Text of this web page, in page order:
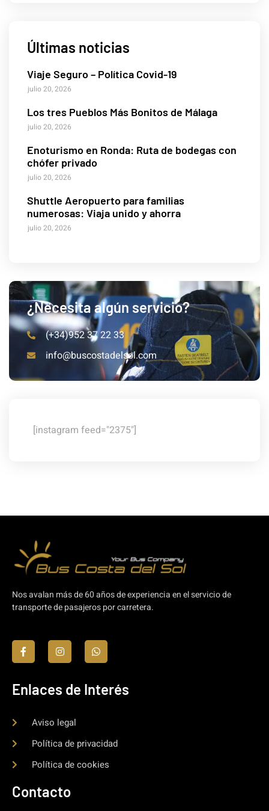
Últimas noticias
Viaje Seguro – Política Covid-19
julio 20, 2026
Los tres Pueblos Más Bonitos de Málaga
julio 20, 2026
Enoturismo en Ronda: Ruta de bodegas con
chófer privado
julio 20, 2026
Shuttle Aeropuerto para familias
numerosas: Viaja unido y ahorra
julio 20, 2026
¿Necesita algún servicio?
(+34)952 37 22 33
info@buscostadelsol.com
[instagram feed="2375"]
Nos avalan más de 60 años de experiencia en el servicio de
transporte de pasajeros por carretera.
Enlaces de Interés
Aviso legal
Política de privacidad
Política de cookies
Contacto